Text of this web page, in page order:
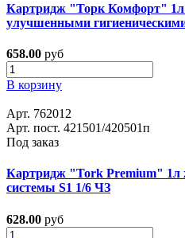
Картридж "Торк Комфорт"
улучшенными
658.00 руб
В корзину
Арт. 762012
Арт. пост. 421501/420501п
Под заказ
Картридж "Tork Premium" 1л
системы S1 1/6 ЧЗ
628.00 руб